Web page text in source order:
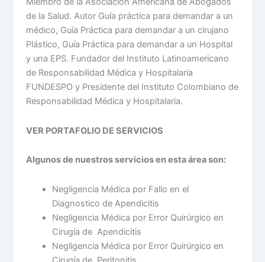
de la Salud. Autor Guía práctica para demandar a un
médico, Guía Práctica para demandar a un cirujano
Plástico, Guía Práctica para demandar a un Hospital
y una EPS. Fundador del Instituto Latinoamericano
de Responsabilidad Médica y Hospitalaria
FUNDESPO y Presidente del Instituto Colombiano de
Responsabilidad Médica y Hospitalaria.
VER PORTAFOLIO DE SERVICIOS
Algunos de nuestros servicios en esta área son:
Negligencia Médica por Fallo en el
Diagnostico de Apendicitis
Negligencia Médica por Error Quirúrgico en
Cirugía de Apendicitis
Negligencia Médica por Error Quirúrgico en